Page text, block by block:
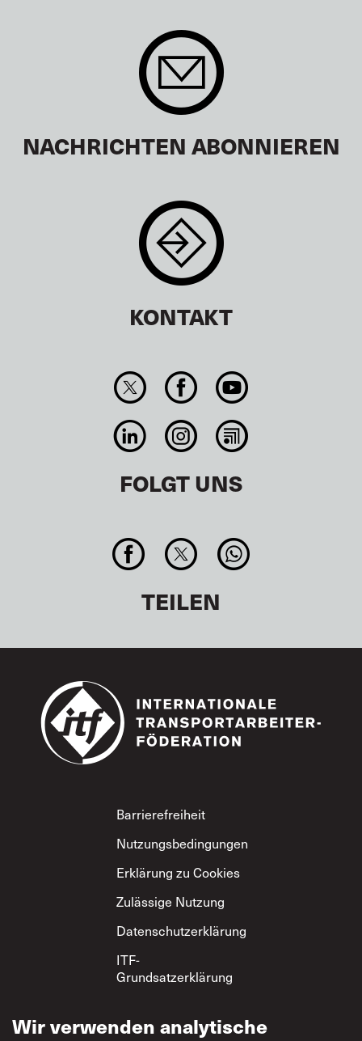
NACHRICHTEN ABONNIEREN
KONTAKT
FOLGT UNS
TEILEN
Footer
Barrierefreiheit
Nutzungsbedingungen
Erklärung zu Cookies
Zulässige Nutzung
Datenschutzerklärung
ITF-
Grundsatzerklärung
Wir verwenden analytische